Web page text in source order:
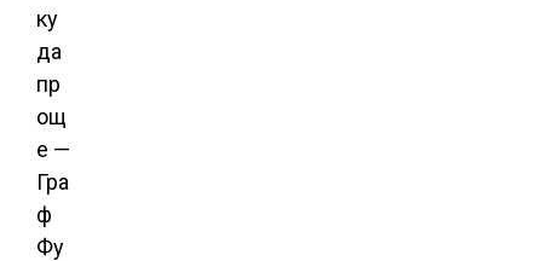
ку
да
пр
ощ
е —
Гра
ф
Фу